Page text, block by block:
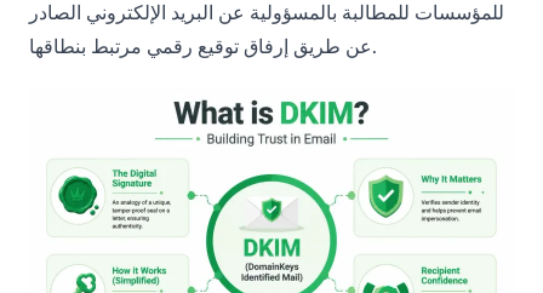
للمؤسسات للمطالبة بالمسؤولية عن البريد الإلكتروني الصادر
عن طريق إرفاق توقيع رقمي مرتبط بنطاقها.